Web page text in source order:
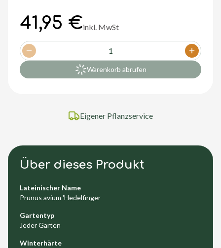
41,95 €inkl. MwSt
Decrease quantity 1
Warenkorb abrufen
Eigener Pflanzservice
Über dieses Produkt
Lateinischer Name
Prunus avium 'Hedelfinger
Gartentyp
Jeder Garten
Winterhärte